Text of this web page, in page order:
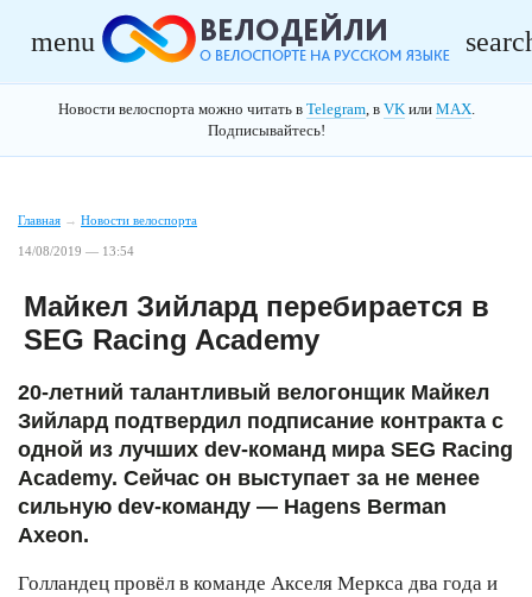
menu
Новости велоспорта можно читать в Telegram, в VKили MAX.
Подписывайтесь!
Главная → Новости велоспорта
14/08/2019 — 13:54
Майкел Зийлард перебирается в
SEG Racing Academy
20-летний талантливый велогонщик Майкел
Зийлард подтвердил подписание контракта с
одной из лучших dev-команд мира SEG Racing
Academy. Сейчас он выступает за не менее
сильную dev-команду — Hagens Berman
Axeon.
Голландец провёл в команде Акселя Меркса два года и